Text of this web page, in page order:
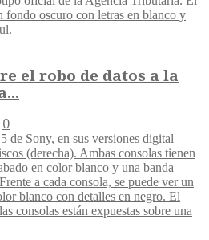
el robo de datos a la
0